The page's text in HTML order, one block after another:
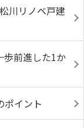
川リノベ戸建
歩前進した1か
ポイント